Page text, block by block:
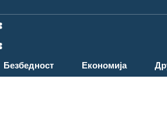
Безбедност Економија